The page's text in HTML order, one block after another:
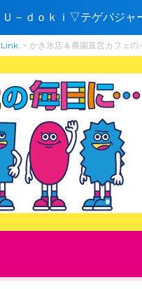
－ｄｏｋｉ▽テゲバジャ
かき氷店＆農園直営カフェ